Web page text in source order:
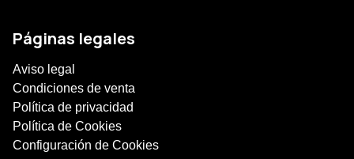
Páginas legales
Aviso legal
Condiciones de venta
Política de privacidad
Política de Cookies
Configuración de Cookies